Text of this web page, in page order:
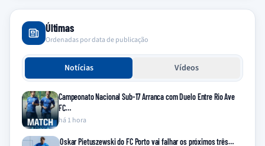
Últimas
Ordenadas por data de publicação
Notícias Vídeos
Campeonato Nacional Sub-17 Arranca com Duelo Entre Rio Ave
FC…
há 1 hora
Oskar Pietuszewski do FC Porto vai falhar os próximos três…